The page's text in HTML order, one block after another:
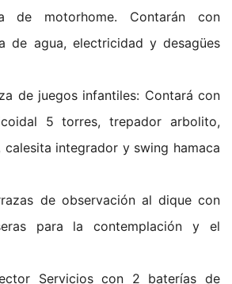
de motorhome. Contarán con
de agua, electricidad y desagües
de juegos infantiles: Contará con
5 torres, trepador arbolito,
integrador y swing hamaca
de observación al dique con
para la contemplación y el
Servicios con 2 baterías de